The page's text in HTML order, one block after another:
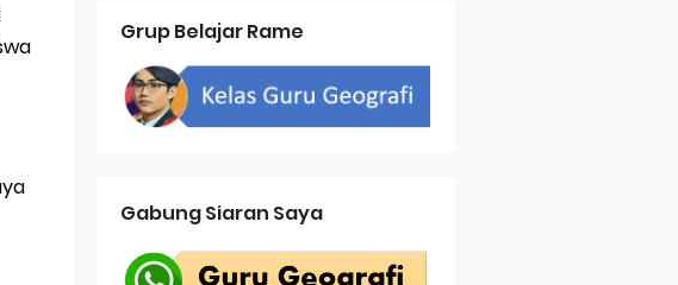
Grup Belajar Rame
Gabung Siaran Saya